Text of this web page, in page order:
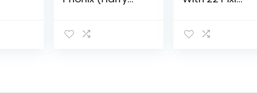
11. Februar 2009